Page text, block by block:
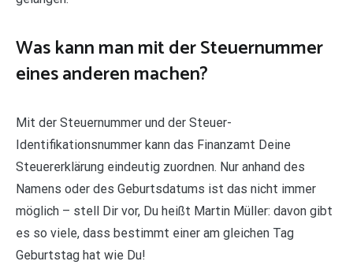
Was kann man mit der Steuernummer
eines anderen machen?
Mit der Steuernummer und der Steuer-
Identifikationsnummer kann das Finanzamt Deine
Steuererklärung eindeutig zuordnen. Nur anhand des
Namens oder des Geburtsdatums ist das nicht immer
möglich – stell Dir vor, Du heißt Martin Müller: davon gibt
es so viele, dass bestimmt einer am gleichen Tag
Geburtstag hat wie Du!